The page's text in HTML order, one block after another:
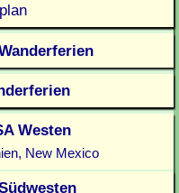
Westen
New Mexico